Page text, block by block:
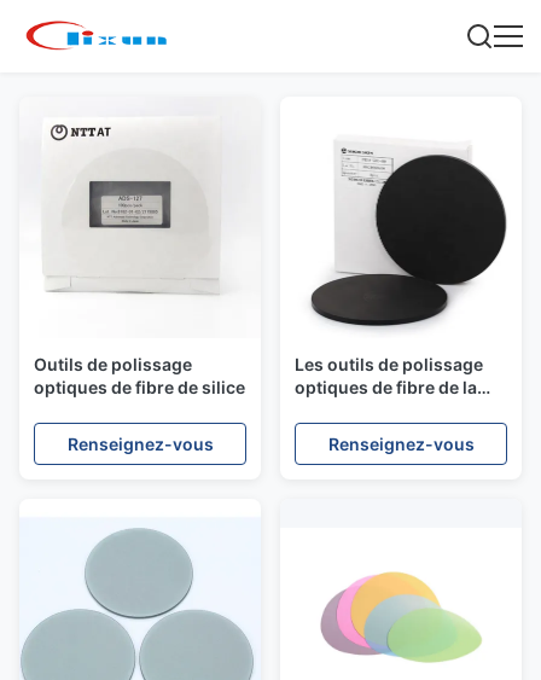
Outils de polissage
optiques de fibre de silice
Renseignez-vous
Les outils de polissage
optiques de fibre de la
Renseignez-vous